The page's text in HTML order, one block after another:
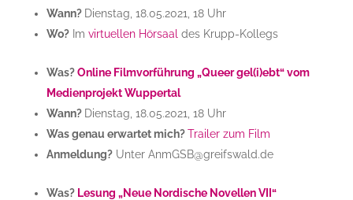
Wann? Dienstag, 18.05.2021, 18 Uhr
Wo?Im virtuellen Hörsaal des Krupp-Kollegs
Was?Online Filmvorführung „Queer gel(i)ebt“ vom
Medienprojekt Wuppertal
Wann? Dienstag, 18.05.2021, 18 Uhr
Was genau erwartet mich?Trailer zum Film
Anmeldung?Unter AnmGSB@greifswald.de
Was? Lesung „Neue Nordische Novellen VII“